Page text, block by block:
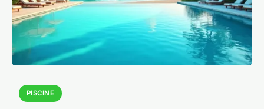
PISCINE